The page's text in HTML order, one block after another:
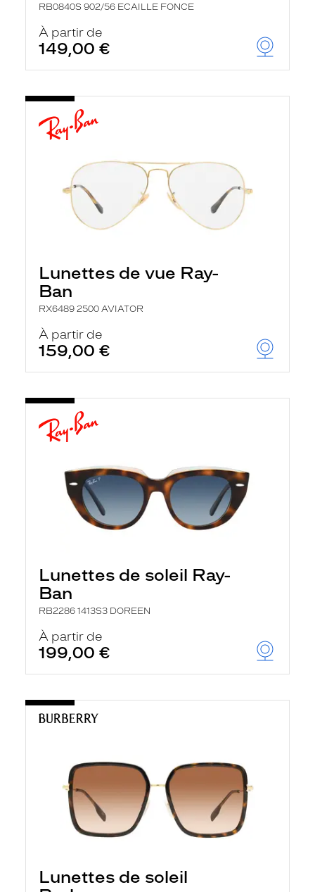
RB0840S 902/56 ECAILLE FONCE
À partir de
149,00 €
Lunettes de vue Ray-
Ban
RX6489 2500 AVIATOR
À partir de
159,00 €
Lunettes de soleil Ray-
Ban
RB2286 1413S3 DOREEN
À partir de
199,00 €
Lunettes de soleil